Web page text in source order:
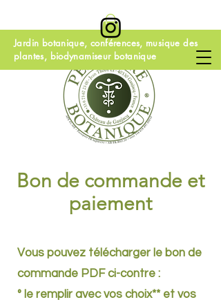
Jardin botanique, conférences, musique des
plantes, biodynamiseur botanique
Bon de commande et
paiement
Vous pouvez télécharger le bon de
commande PDF ci-contre :
° le remplir avec vos choix** et vos